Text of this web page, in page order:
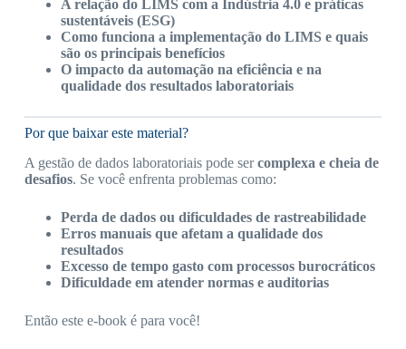
A relação do LIMS com a Indústria 4.0 e práticas
sustentáveis (ESG)
Como funciona a implementação do LIMS e quais
são os principais benefícios
O impacto da automação na eficiência e na
qualidade dos resultados laboratoriais
Por que baixar este material?
A gestão de dados laboratoriais pode sercomplexa e cheia de
desafios. Se você enfrenta problemas como:
Perda de dados ou dificuldades de rastreabilidade
Erros manuais que afetam a qualidade dos
resultados
Excesso de tempo gasto com processos burocráticos
Dificuldade em atender normas e auditorias
Então este e-book é para você!